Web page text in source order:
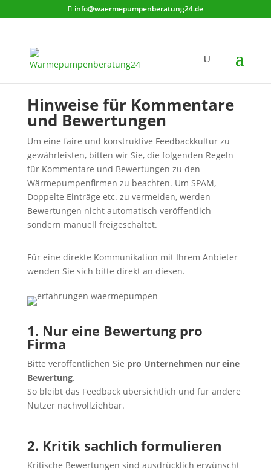
info@waermepumpenberatung24.de
Hinweise für Kommentare
und Bewertungen
Um eine faire und konstruktive Feedbackkultur zu
gewährleisten, bitten wir Sie, die folgenden Regeln
für Kommentare und Bewertungen zu den
Wärmepumpenfirmen zu beachten. Um SPAM,
Doppelte Einträge etc. zu vermeiden, werden
Bewertungen nicht automatisch veröffentlich
sondern manuell freigeschaltet.
Für eine direkte Kommunikation mit Ihrem Anbieter
wenden Sie sich bitte direkt an diesen.
1. Nur eine Bewertung pro
Firma
Bitte veröffentlichen Sie pro Unternehmen nur eine
Bewertung.
So bleibt das Feedback übersichtlich und für andere
Nutzer nachvollziehbar.
2. Kritik sachlich formulieren
Kritische Bewertungen sind ausdrücklich erwünscht